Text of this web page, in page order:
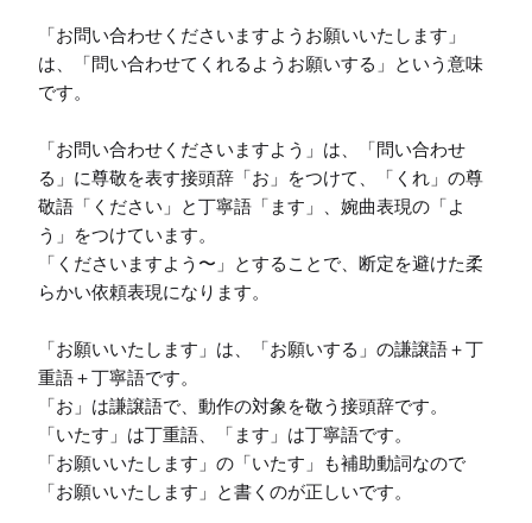
「お問い合わせくださいますようお願いいたします」
は、「問い合わせてくれるようお願いする」という意味
です。
「お問い合わせくださいますよう」は、「問い合わせ
る」に尊敬を表す接頭辞「お」をつけて、「くれ」の尊
敬語「ください」と丁寧語「ます」、婉曲表現の「よ
う」をつけています。
「くださいますよう〜」とすることで、断定を避けた柔
らかい依頼表現になります。
「お願いいたします」は、「お願いする」の謙譲語＋丁
重語＋丁寧語です。
「お」は謙譲語で、動作の対象を敬う接頭辞です。
「いたす」は丁重語、「ます」は丁寧語です。
「お願いいたします」の「いたす」も補助動詞なので
「お願いいたします」と書くのが正しいです。